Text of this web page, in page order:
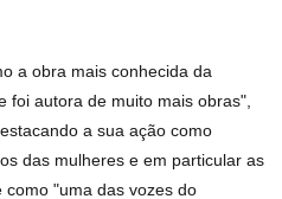
a obra mais conhecida da
foi autora de muito mais obras",
a sua ação como
das mulheres e em particular as
"uma das vozes do